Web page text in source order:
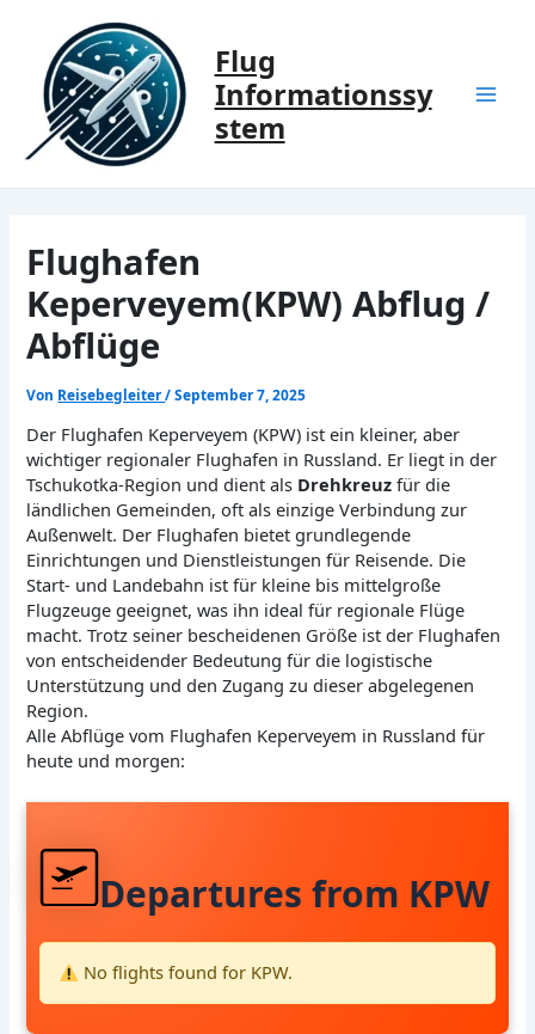
springen
Flug
Informationssy
stem
Flughafen
Keperveyem(KPW) Abflug /
Abflüge
Von Reisebegleiter/September 7, 2025
Der Flughafen Keperveyem (KPW) ist ein kleiner, aber
wichtiger regionaler Flughafen in Russland. Er liegt in der
Tschukotka-Region und dient als Drehkreuz für die
ländlichen Gemeinden, oft als einzige Verbindung zur
Außenwelt. Der Flughafen bietet grundlegende
Einrichtungen und Dienstleistungen für Reisende. Die
Start- und Landebahn ist für kleine bis mittelgroße
Flugzeuge geeignet, was ihn ideal für regionale Flüge
macht. Trotz seiner bescheidenen Größe ist der Flughafen
von entscheidender Bedeutung für die logistische
Unterstützung und den Zugang zu dieser abgelegenen
Region.
Alle Abflüge vom Flughafen Keperveyem in Russland für
heute und morgen:
Departures from KPW
No flights found for KPW.